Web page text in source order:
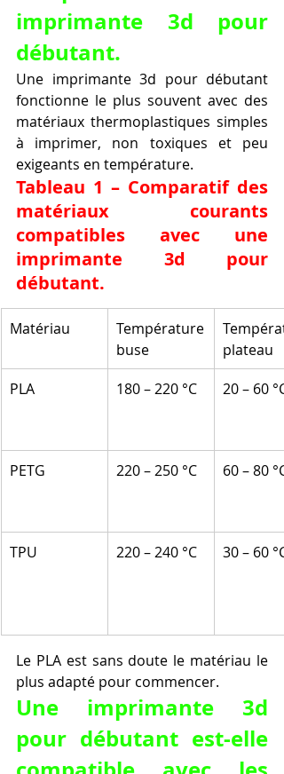
imprimante 3d pour
débutant.
Une imprimante 3d pour débutant
fonctionne le plus souvent avec des
matériaux thermoplastiques simples
à imprimer, non toxiques et peu
exigeants en température.
Tableau 1 – Comparatif des
matériaux courants
compatibles avec une
imprimante 3d pour
débutant.
Matériau
Température
buse
plateau
PLA
180 – 220 °C 20 – 60 °C
PETG 220 – 250 °C 60 – 80 °C
TPU 220 – 240 °C 30 – 60 °C
Le PLA est sans doute le matériau le
plus adapté pour commencer.
Une imprimante 3d
pour débutant est-elle